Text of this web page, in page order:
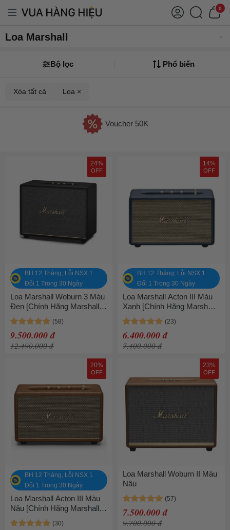
0
Loa Marshall
Bộ lọc Phổ biến
Xóa tất cả Loa ×
Voucher 50K
24%
OFF
BH 12 Tháng, Lỗi NSX 1
Đổi 1 Trong 30 Ngày
Loa Marshall Woburn 3 Màu
Đen [Chính Hãng Marshall -
Bảo hành 1 năm]
9.500.000 đ
12.490.000 đ
14%
OFF
BH 12 Tháng, Lỗi NSX 1
Đổi 1 Trong 30 Ngày
Loa Marshall Acton III Màu
Xanh [Chính Hãng Marshall
- Bảo hành 1 năm]
6.400.000 đ
7.400.000 đ
20%
OFF
BH 12 Tháng, Lỗi NSX 1
Đổi 1 Trong 30 Ngày
Loa Marshall Acton III Màu
Nâu [Chính Hãng Marshall -
Bảo hành 1 năm]
23%
OFF
Loa Marshall Woburn II Màu
Nâu
7.500.000 đ
9.700.000 đ